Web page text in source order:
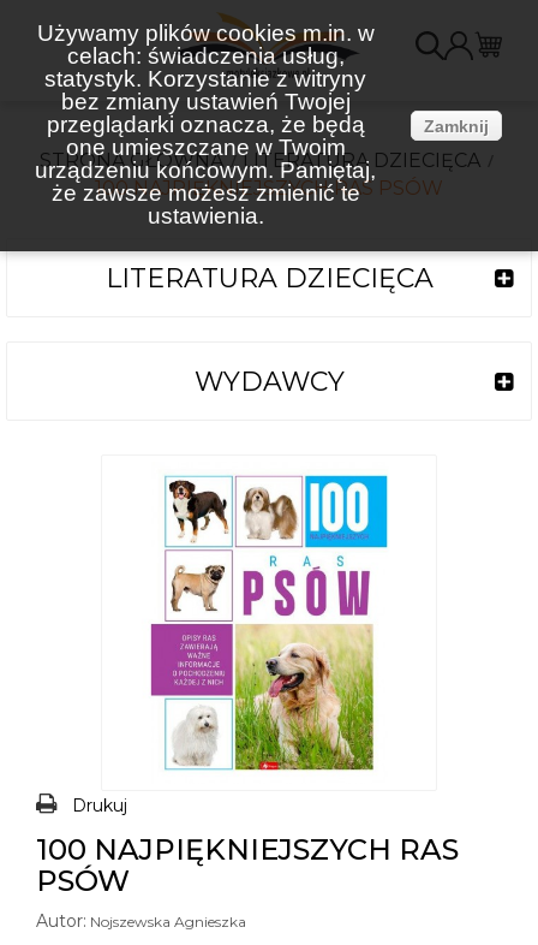
Używamy plików cookies m.in. w
celach: świadczenia usług,
statystyk. Korzystanie z witryny
bez zmiany ustawień Twojej
przeglądarki oznacza, że będą
one umieszczane w Twoim
urządzeniu końcowym. Pamiętaj,
że zawsze możesz zmienić te
ustawienia.
Zamknij
STRONA GŁÓWNA
LITERATURA DZIECIĘCA
100 NAJPIĘKNIEJSZYCH RAS PSÓW
LITERATURA DZIECIĘCA
WYDAWCY
Drukuj
100 NAJPIĘKNIEJSZYCH RAS
PSÓW
Autor: Nojszewska Agnieszka